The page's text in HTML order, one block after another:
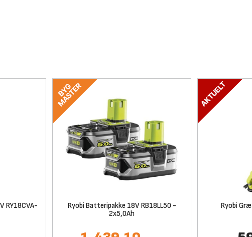
RY18CVA-
Ryobi Batteripakke 18V RB18LL50 -
2x5,0Ah
Ryobi